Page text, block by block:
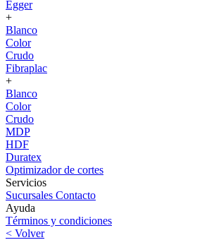
Egger
+
Blanco
Color
Crudo
Fibraplac
+
Blanco
Color
Crudo
MDP
HDF
Duratex
Optimizador de cortes
Servicios
Sucursales Contacto
Ayuda
Términos y condiciones
< Volver